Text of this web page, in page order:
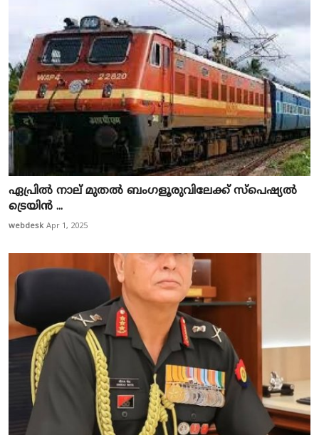
ഏപ്രിൽ നാല് മുതല്‍ ബംഗളൂരുവിലേക്ക് സ്‌പെഷ്യല്‍
ട്രെയിൻ ...
webdesk Apr 1, 2025